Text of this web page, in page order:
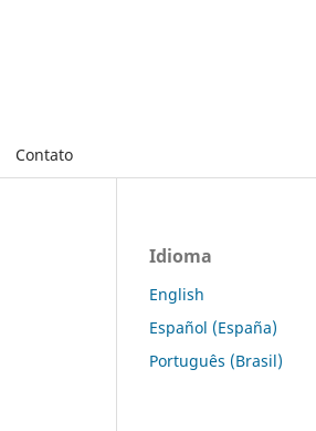
Contato
Idioma
English
Español (España)
Português (Brasil)